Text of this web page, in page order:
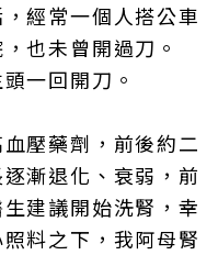
經常一個人搭公車
也未曾開過刀。
一回開刀。
壓藥劑，前後約二
漸退化、衰弱，前
建議開始洗腎，幸
料之下，我阿母腎